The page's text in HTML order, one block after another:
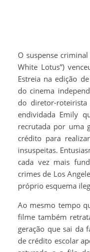
O suspense
White Lotus”)
Estreia na edição
do cinema
do diretor-roteirista
endividada Emily
recrutada por uma
crédito para
insuspeitas.
cada vez mais
crimes de Los
próprio esquema
Ao mesmo tempo
filme também
geração que sai da
de crédito escolar